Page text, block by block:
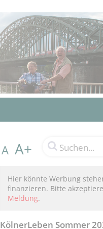
A A+
Hier könnte Werbung
finanzieren. Bitte
Meldung.
KölnerLeben Sommer